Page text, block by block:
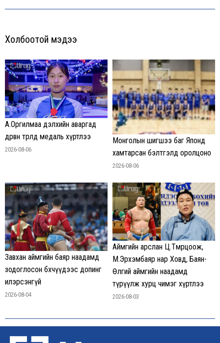
Холбоотой мэдээ
А.Оргилмаа дэлхийн аваргад
дөрвөн төрөлд медаль хүртлээ
2026-08-06
Монголын шигшээ баг Японд
хамтарсан бэлтгэлд оролцоно
2026-08-06
Завхан аймгийн баяр наадамд
зодоглосон бөхчүүдээс допинг
илэрсэнгүй
2026-08-04
Аймгийн арслан Ц.Төмөрцоож,
М.Эрхэмбаяр нар Ховд, Баян-
Өлгий аймгийн наадамд
түрүүлж хурц чимэг хүртлээ
2026-08-03